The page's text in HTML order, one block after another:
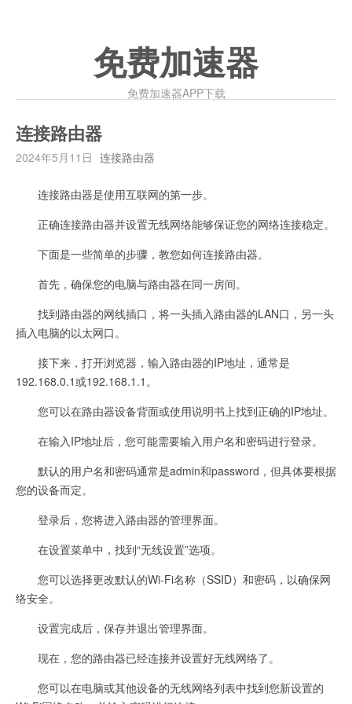
免费加速器
免费加速器APP下载
连接路由器
2024年5月11日 连接路由器
连接路由器是使用互联网的第一步。
正确连接路由器并设置无线网络能够保证您的网络连接稳定。
下面是一些简单的步骤，教您如何连接路由器。
首先，确保您的电脑与路由器在同一房间。
找到路由器的网线插口，将一头插入路由器的LAN口，另一头
插入电脑的以太网口。
接下来，打开浏览器，输入路由器的IP地址，通常是
192.168.0.1或192.168.1.1。
您可以在路由器设备背面或使用说明书上找到正确的IP地址。
在输入IP地址后，您可能需要输入用户名和密码进行登录。
默认的用户名和密码通常是admin和password，但具体要根据
您的设备而定。
登录后，您将进入路由器的管理界面。
在设置菜单中，找到“无线设置”选项。
您可以选择更改默认的Wi-Fi名称（SSID）和密码，以确保网
络安全。
设置完成后，保存并退出管理界面。
现在，您的路由器已经连接并设置好无线网络了。
您可以在电脑或其他设备的无线网络列表中找到您新设置的